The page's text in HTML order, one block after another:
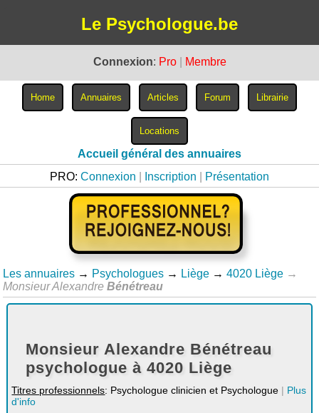
Le Psychologue.be
Connexion: Pro Membre
Accueil général des annuaires
PRO: Connexion Inscription Présentation
Les annuaires → Psychologues → Liège → 4020 Liège →
Monsieur AlexandreBénétreau
Monsieur Alexandre Bénétreau
psychologue à 4020 Liège
Titres professionnels: Psychologue clinicien et Psychologue | Plus
d'info